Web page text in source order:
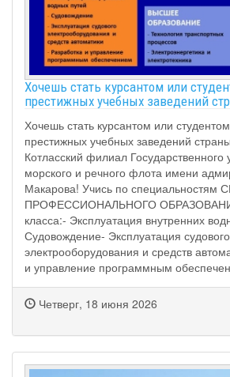
Хочешь стать курсантом или
престижных учебных заведений
Хочешь стать курсантом или
престижных учебных заведений
Котласский филиал Государственного
морского и речного флота имени
Макарова! Учись по специальностям
ПРОФЕССИОНАЛЬНОГО
класса:- Эксплуатация внутренних
Судовождение- Эксплуатация судового
электрооборудования и средств
и управление программным
Четверг, 18 июня 2026